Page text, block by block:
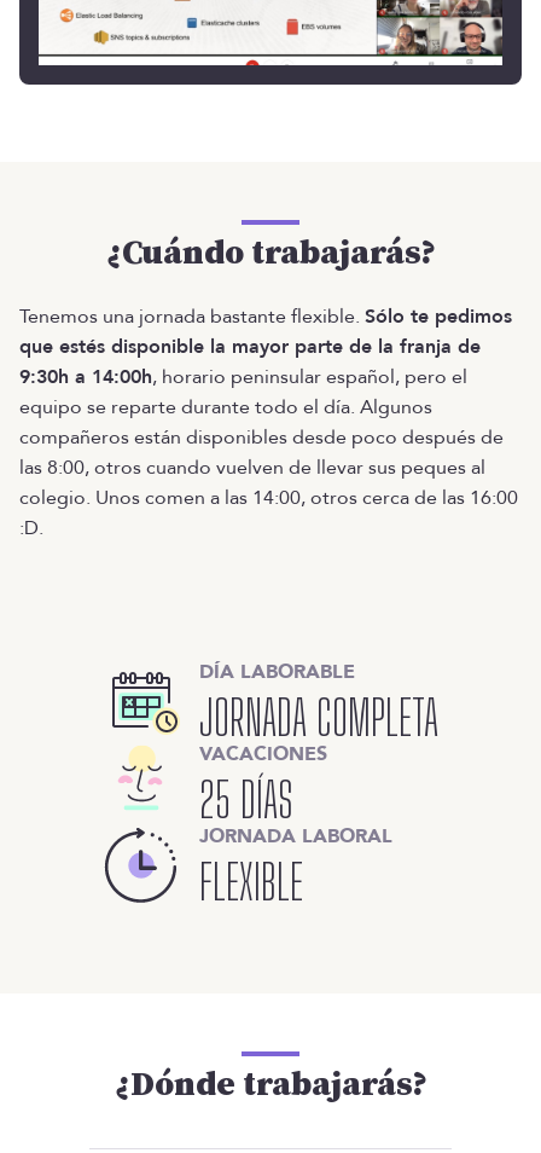
¿Cuándo trabajarás?
Tenemos una jornada bastante flexible. Sólo te pedimos
que estés disponible la mayor parte de la franja de
9:30h a 14:00h, horario peninsular español, pero el
equipo se reparte durante todo el día. Algunos
compañeros están disponibles desde poco después de
las 8:00, otros cuando vuelven de llevar sus peques al
colegio. Unos comen a las 14:00, otros cerca de las 16:00
:D.
DÍA LABORABLE
JORNADA COMPLETA
VACACIONES
25 DÍAS
JORNADA LABORAL
FLEXIBLE
¿Dónde trabajarás?